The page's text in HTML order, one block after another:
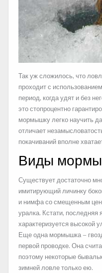
Так уж сложилось, что
проходит с
период, когда удят и без
это стопроцентно
мормышку легко научить
отличает
покачиваний вполне
Виды
Существует достаточно
имитирующий личинку
и нимфа со смещенным
уралка. Кстати,
характеризуется высокой
Еще одна мормышка –
первой проводке. Она
поэтому некоторые
зимней ловле только ею.